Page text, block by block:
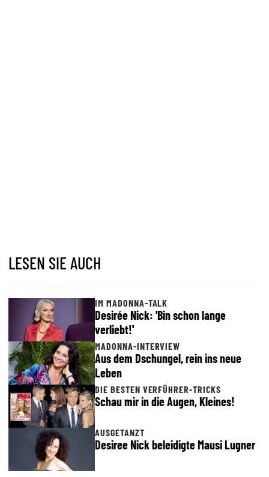
LESEN SIE AUCH
IM MADONNA-TALK
Desirée Nick: 'Bin schon lange
verliebt!'
MADONNA-INTERVIEW
Aus dem Dschungel, rein ins neue
Leben
DIE BESTEN VERFÜHRER-TRICKS
Schau mir in die Augen, Kleines!
AUSGETANZT
Desiree Nick beleidigte Mausi Lugner